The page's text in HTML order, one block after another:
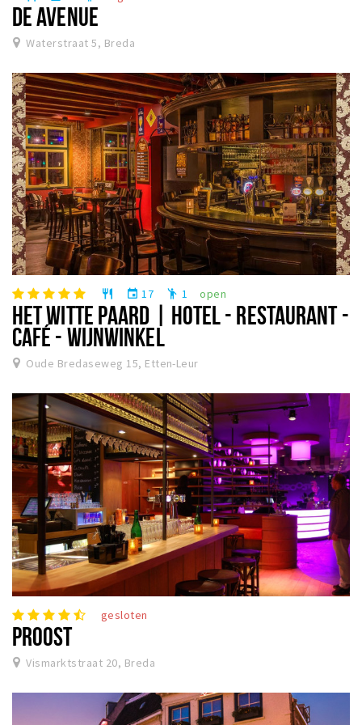
DE AVENUE
Waterstraat 5, Breda
restaurant event 17 emoji_people 1 open
HET WITTE PAARD | HOTEL - RESTAURANT -
CAFÉ - WIJNWINKEL
Oude Bredaseweg 15, Etten-Leur
gesloten
PROOST
Vismarktstraat 20, Breda